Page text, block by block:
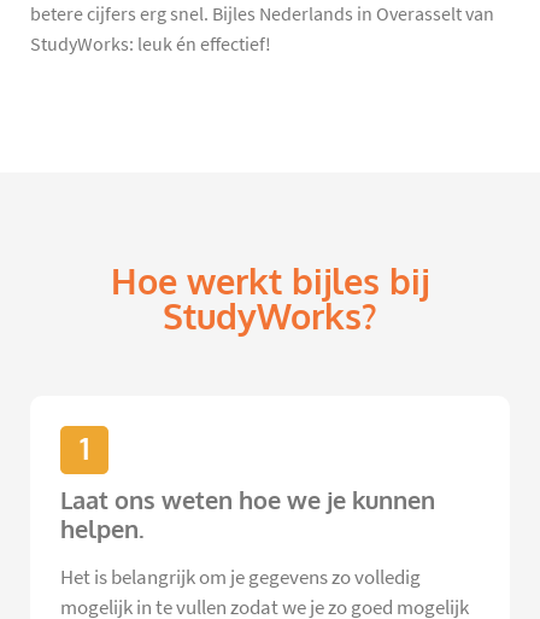
betere cijfers erg snel. Bijles Nederlands in Overasselt van
StudyWorks: leuk én effectief!
Hoe werkt bijles bij
StudyWorks?
1
Laat ons weten hoe we je kunnen
helpen.
Het is belangrijk om je gegevens zo volledig
mogelijk in te vullen zodat we je zo goed mogelijk